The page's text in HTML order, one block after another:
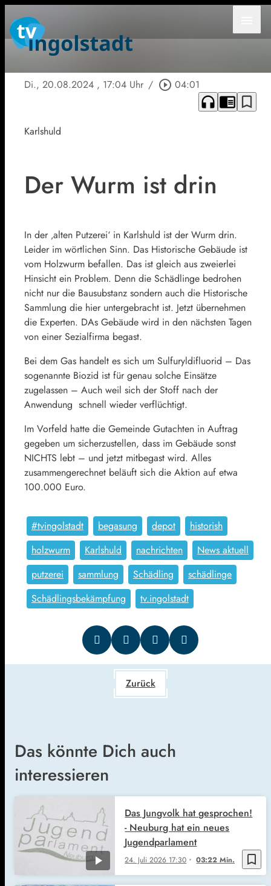
Di., 20.08.2024 , 17:04 Uhr / play_circle_outline 04:01
headphones chrome_reader_mode bookmark_border
Karlshuld
Der Wurm ist drin
In der ‚alten Putzerei‘ in Karlshuld ist der Wurm drin.
Leider im wörtlichen Sinn. Das Historische Gebäude ist
vom Holzwurm befallen. Das ist gleich aus zweierlei
Hinsicht ein Problem. Denn die Schädlinge bedrohen
nicht nur die Bausubstanz sondern auch die Historische
Sammlung die hier untergebracht ist. Jetzt übernehmen
die Experten. DAs Gebäude wird in den nächsten Tagen
von einer Sezialfirma begast.
Bei dem Gas handelt es sich um Sulfuryldifluorid – Das
sogenannte Biozid ist für genau solche Einsätze
zugelassen – Auch weil sich der Stoff nach der
Anwendung schnell wieder verflüchtigt.
Im Vorfeld hatte die Gemeinde Gutachten in Auftrag
gegeben um sicherzustellen, dass im Gebäude sonst
NICHTS lebt – und jetzt mitbegast wird. Alles
zusammengerechnet beläuft sich die Aktion auf etwa
100.000 Euro.
#tvingolstadt begasung depot
historish
holzwurm
Karlshuld nachrichten
News aktuell
putzerei
sammlung Schädling
schädlinge
Schädlingsbekämpfung
tv.ingolstadt
Zurück
Das könnte Dich auch
interessieren
bookmark_border
24. Juli 2026 17:30 03:22 Min.
Das Jungvolk hat gesprochen!
- Neuburg hat ein neues
Jugendparlament